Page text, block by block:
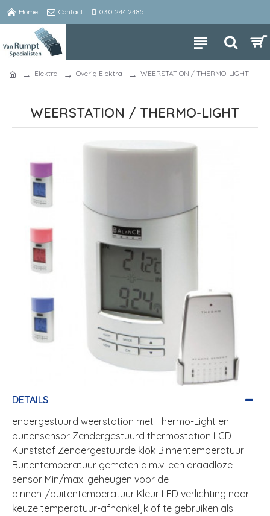
Home Contact 030 244 2485
Elektra Overig Elektra WEERSTATION / THERMO-LIGHT
WEERSTATION / THERMO-LIGHT
DETAILS
endergestuurd weerstation met Thermo-Light en
buitensensor Zendergestuurd thermostation LCD
Kunststof Zendergestuurde klok Binnentemperatuur
Buitentemperatuur gemeten d.m.v. een draadloze
sensor Min/max. geheugen voor de
binnen-/buitentemperatuur Kleur LED verlichting naar
keuze temperatuur-afhankelijk of te gebruiken als